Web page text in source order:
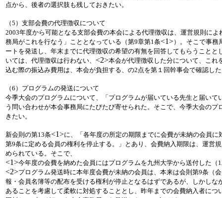
点から、後者の選択肢も残しておきたい。
（5）支部会費の代理徴収について
2003年度から可能となる支部会費の本会による代理徴収は、運営規則に
務局がこれを行なう」こととなっている（第9章第1条<1>）。そこで事務
ートを発送し、年末までに代理徴収の希望の有無を回答してもらうことと
いては、代理徴収は行わない、 <2>本会が代理徴収した分について、これ
込む際の振込み費用は、本会が負担する、の2点を第１回幹事会で確認し
（6）プログラムの発送について
今季大会のプログラムについて、「プログラムが届いている先生と届いて
う問い合わせが本会事務局にたびたび寄せられた。そこで、今季大会のプ
きたい。
新会則の第13条<1>に、「各年度の所定の期限までに会費が未納の会員
第9条に定める会員の権利を停止する。」とあり、会費納入期限は、運営
められている。そこで、
<1>今年度の会費を納めた会員にはプログラムを九州大学から送付した（
<2>プログラム発送時に本年度会費が未納の会員は、本来は会則第9条（
報・会員名簿等の配布を受ける権利が停止となるはずであるが、しかしな
あることを考慮して柔軟に対処することとし、昨年までの会費納入者につ